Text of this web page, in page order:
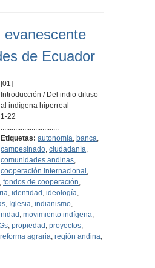
evanescente
de Ecuador
[01]
Introducción / Del indio difuso
al indígena hiperreal
1-22
................................
Etiquetas: autonomía, banca,
campesinado,ciudadanía,
comunidades andinas,
cooperación internacional ,
, fondos de cooperación,
, identidad , ideología,
, Iglesia, indianismo,
, movimiento indígena,
, propiedad , proyectos,
reforma agraria, región andina,